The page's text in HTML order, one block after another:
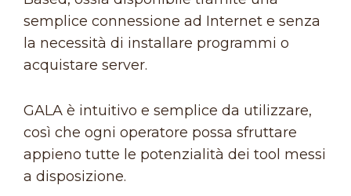
semplice connessione ad Internet e senza
la necessità di installare programmi o
acquistare server.
GALA è intuitivo e semplice da utilizzare,
così che ogni operatore possa sfruttare
appieno tutte le potenzialità dei tool messi
a disposizione.